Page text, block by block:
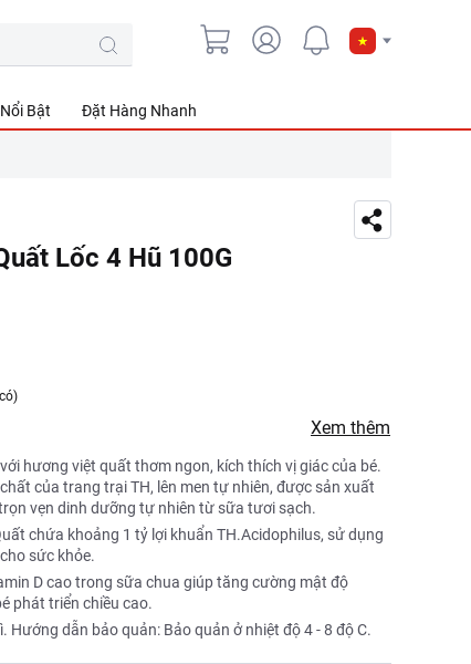
Bật Đặt Hàng Nhanh
Lốc 4 Hũ 100G
Xem thêm
với hương việt quất thơm ngon, kích thích vị giác của bé.
của trang trại TH, lên men tự nhiên, được sản xuất
vẹn dinh dưỡng tự nhiên từ sữa tươi sạch.
chứa khoảng 1 tỷ lợi khuẩn TH.Acidophilus, sử dụng
sức khỏe.
D cao trong sữa chua giúp tăng cường mật độ
phát triển chiều cao.
dẫn bảo quản: Bảo quản ở nhiệt độ 4 - 8 độ C.